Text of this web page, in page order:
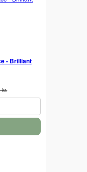
- Brilliant
kr.